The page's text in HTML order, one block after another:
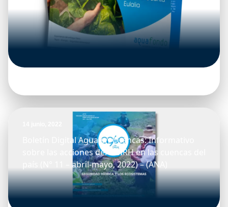
Boletín Digital Agua en Cuencas: Informativo
sobre las acciones del PGIRH en las cuencas del
país (N° 11 – abril-mayo, 2022) – (ANA)